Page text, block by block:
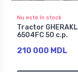
Nu este în stock
Tractor GHERAKL
6504FC 50 c.p.
210 000 MDL